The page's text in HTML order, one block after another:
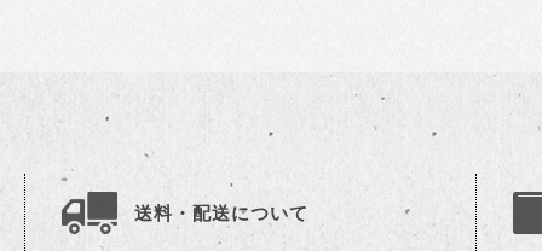
送料・配送について